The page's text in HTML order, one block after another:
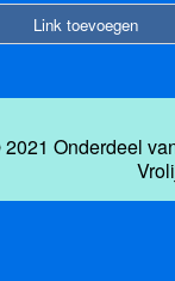
Link toevoegen
Onderdeel